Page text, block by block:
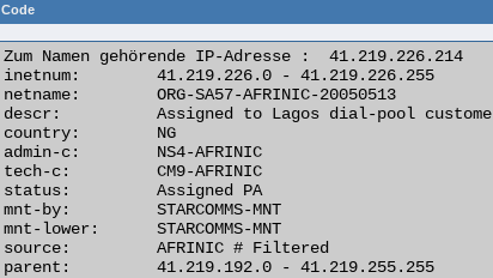
Code
Zum Namen gehörende IP-Adresse :  41.219.226.214
inetnum:        41.219.226.0 - 41.219.226.255
netname:        ORG-SA57-AFRINIC-20050513
descr:          Assigned to Lagos dial-pool
country:        NG
admin-c:        NS4-AFRINIC
tech-c:         CM9-AFRINIC
status:         Assigned PA
mnt-by:         STARCOMMS-MNT
mnt-lower:      STARCOMMS-MNT
source:         AFRINIC # Filtered
parent:         41.219.192.0 - 41.219.255.255